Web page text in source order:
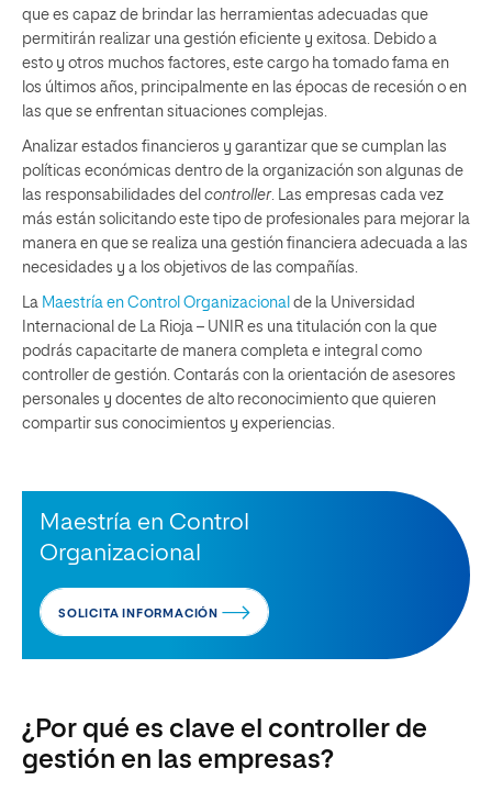
que es capaz de brindar las herramientas adecuadas que
permitirán realizar una gestión eficiente y exitosa. Debido a
esto y otros muchos factores, este cargo ha tomado fama en
los últimos años, principalmente en las épocas de recesión o en
las que se enfrentan situaciones complejas.
Analizar estados financieros y garantizar que se cumplan las
políticas económicas dentro de la organización son algunas de
las responsabilidades del controller. Las empresas cada vez
más están solicitando este tipo de profesionales para mejorar la
manera en que se realiza una gestión financiera adecuada a las
necesidades y a los objetivos de las compañías.
La Maestría en Control Organizacional de la Universidad
Internacional de La Rioja – UNIR es una titulación con la que
podrás capacitarte de manera completa e integral como
controller de gestión. Contarás con la orientación de asesores
personales y docentes de alto reconocimiento que quieren
compartir sus conocimientos y experiencias.
Maestría en Control
Organizacional
SOLICITA INFORMACIÓN
¿Por qué es clave el controller de
gestión en las empresas?